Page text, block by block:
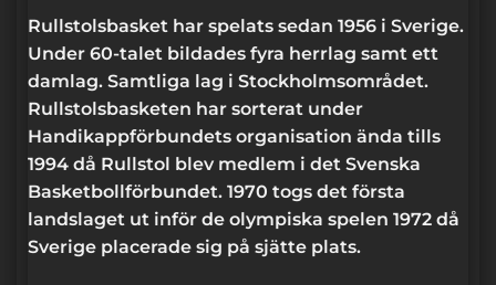
Rullstolsbasket har spelats sedan 1956 i Sverige.
Under 60-talet bildades fyra herrlag samt ett
damlag. Samtliga lag i Stockholmsområdet.
Rullstolsbasketen har sorterat under
Handikappförbundets organisation ända tills
1994 då Rullstol blev medlem i det Svenska
Basketbollförbundet. 1970 togs det första
landslaget ut inför de olympiska spelen 1972 då
Sverige placerade sig på sjätte plats.